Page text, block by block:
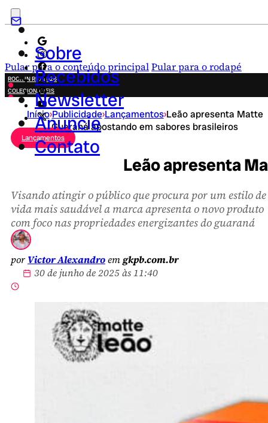
Pular para o conteúdo principalPular para o rodapé
Sobre
Recebidos
Newsletter
Anuncie
Contato
ROCK IN RIO 2026
COLECIONÁVEIS
FESTA JUNINA
NOVIDADES
CAMPANHAS CRIATIVAS
Início›Publicidade›Lançamentos›Leão apresenta Matte
Guaraná apostando em sabores brasileiros
Lançamentos
Leão apresenta
Visando atingir o público que procura por um estilo de
vida mais saudável a marca apresenta o novo produto
com foco nas propriedades energizantes do guaraná
por Victor Alexandroemgkpb.com.br
30 de junho de 2025 às 11:40